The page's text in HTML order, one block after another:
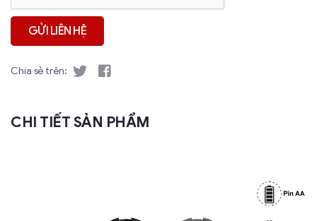
Chia sẻ trên:
CHI TIẾT SẢN PHẨM